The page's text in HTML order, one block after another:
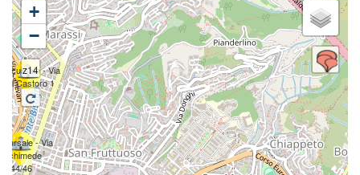
- Via
del Castoro 1
- Via
Archimede
44/46
+
−
z14